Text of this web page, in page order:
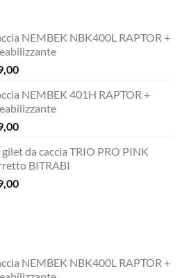
NEMBEK NBK400L RAPTOR +
Il
attuale
è:
€229,00.
NEMBEK 401H RAPTOR +
Il
attuale
è:
€249,00.
da caccia TRIO PRO PINK
BITRABI
Il
NEMBEK NBK400L RAPTOR +